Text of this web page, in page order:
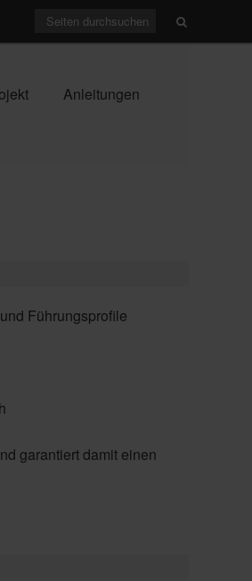
Anleitungen
Führungsprofile
garantiert damit einen